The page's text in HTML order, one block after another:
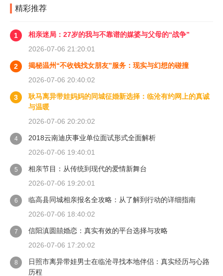
精彩推荐
1
相亲迷局：27岁的我与不靠谱的媒婆与父母的“战争”
2026-07-06 21:20:01
2
揭秘温州“不收钱找女朋友”服务：现实与幻想的碰撞
2026-07-06 20:40:02
3
耿马离异带娃妈妈的同城征婚新选择：临沧有约网上的真诚
与温暖
2026-07-06 20:20:02
4
2018云南迪庆事业单位面试形式全面解析
2026-07-06 19:40:01
5
相亲节目：从传统到现代的爱情新舞台
2026-07-06 19:20:01
6
临高县同城相亲报名全攻略：从了解到行动的详细指南
2026-07-06 18:40:02
7
信阳滇圆囍婚恋：真实有效的平台选择与攻略
2026-07-06 17:20:02
8
日照市离异带娃男士在临沧寻找本地伴侣：真实经历与心路
历程